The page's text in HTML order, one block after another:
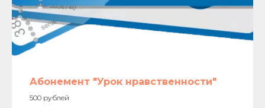
Абонемент "Урок нравственности"
500 рублей